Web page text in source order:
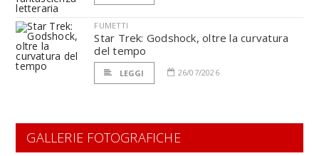
FUMETTI
Star Trek: Godshock, oltre la curvatura
del tempo
LEGGI 26/07/2026
GALLERIE FOTOGRAFICHE